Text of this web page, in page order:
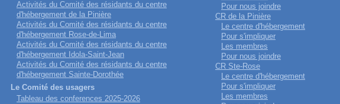
Activités du Comité des résidants du centre
d'hébergement de la Pinière
Activités du Comité des résidants du centre
d'hébergement Rose-de-Lima
Activités du Comité des résidants du centre
d'hébergement Idola-Saint-Jean
Activités du Comité des résidants du centre
d'hébergement Sainte-Dorothée
Le Comité des usagers
Tableau des conferences 2025-2026
Pour nous joindre
CR de la Pinière
Le centre d'hébergement
Pour s'impliquer
Les membres
Pour nous joindre
CR Ste-Rose
Le centre d'hébergement
Pour s'impliquer
Les membres